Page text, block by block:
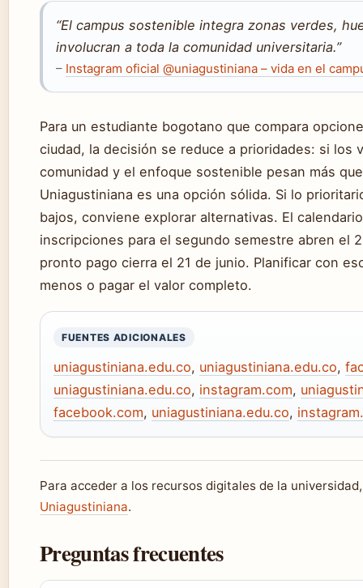
“El campus sostenible integra zonas verdes,
involucran a toda la comunidad universitaria.”
– Instagram oficial @uniagustiniana – vida en el
Para un estudiante bogotano que compara
ciudad, la decisión se reduce a prioridades: si los
comunidad y el enfoque sostenible pesan más
Uniagustiniana es una opción sólida. Si lo
bajos, conviene explorar alternativas. El
inscripciones para el segundo semestre abren el
pronto pago cierra el 21 de junio. Planificar con
menos o pagar el valor completo.
FUENTES ADICIONALES
uniagustiniana.edu.co, uniagustiniana.edu.co,
uniagustiniana.edu.co, instagram.com,
facebook.com, uniagustiniana.edu.co,
Para acceder a los recursos digitales de la
Uniagustiniana.
Preguntas frecuentes